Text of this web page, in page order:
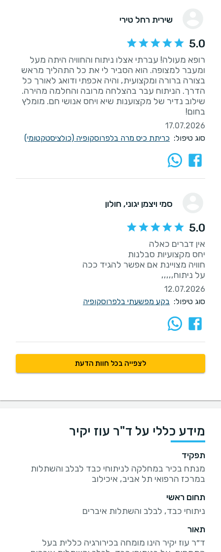
שירית רחל טירי
5.0
רופא מעולה! עברתי אצלו ניתוח והחוויה היתה מעל
ומעבר למצופה. הוא הסביר לי את כל התהליך מראש
בצורה ברורה ומקצועית, והיה אכפתי ודואג לאורך כל
הדרך. הניתוח עבר בהצלחה מרובה והחלמה מהירה.
שילוב נדיר של מקצוענות שיא ויחס אנושי חם. מומלץ
בחום!
17.07.2026
סוג טיפול: כריתת כיס מרה בלפרוסקופיה (כולציסטקטומי)
סמי ויצמן יגוני, חולון
5.0
על ניתוח,,,,,
12.07.2026
סוג טיפול: בקע מפשעתי בלפרוסקופיה
לצפייה בכל חוות הדעת
מידע כללי על ד"ר עוז יקיר
תפקיד
מנתח בכיר במחלקה לניתוחי כבד לבלב והשתלות
במרכז הרפואי תל אביב, איכילוב
תחום ראשי
ניתוחי כבד, לבלב והשתלות איברים
תאור
ד״ר עוז יקיר הינו מומחה בכירורגיה כללית בעל